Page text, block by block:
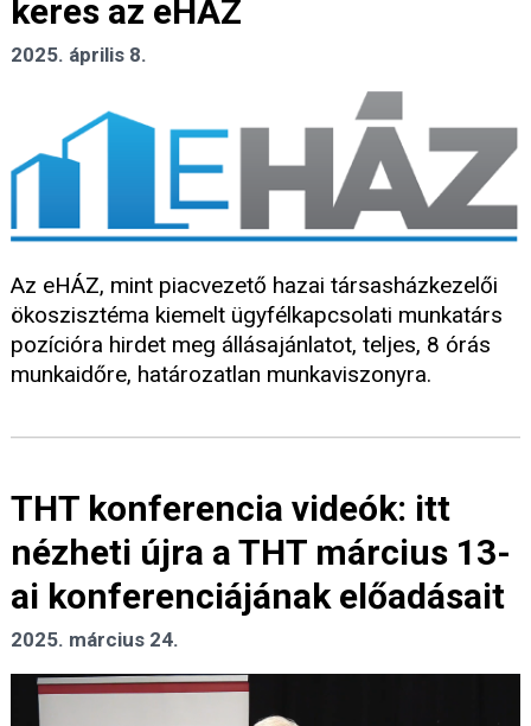
keres az eHÁZ
2025. április 8.
Az eHÁZ, mint piacvezető hazai társasházkezelői
ökoszisztéma kiemelt ügyfélkapcsolati munkatárs
pozícióra hirdet meg állásajánlatot, teljes, 8 órás
munkaidőre, határozatlan munkaviszonyra.
THT konferencia videók: itt
nézheti újra a THT március 13-
ai konferenciájának előadásait
2025. március 24.